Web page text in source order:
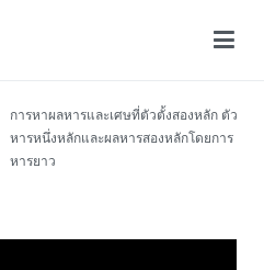
การหาผลหารและเศษที่ตัวตั้งสองหลัก ตัว
หารหนึ่งหลักและผลหารสองหลักโดยการ
หารยาว